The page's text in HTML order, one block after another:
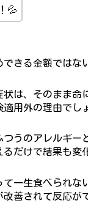
💦
きる金額ではな
状は、そのまま命
適用外の理由でし
うのアレルギー
だけで結果も変
一生食べられな
善されて反応が